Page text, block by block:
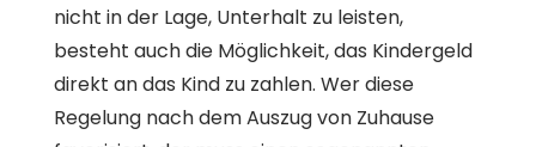
nicht in der Lage, Unterhalt zu leisten,
besteht auch die Möglichkeit, das Kindergeld
direkt an das Kind zu zahlen. Wer diese
Regelung nach dem Auszug von Zuhause